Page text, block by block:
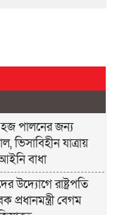
হজ পালনের জন্য
ভিসাবিহীন যাত্রায়
বাধা
উদ্যোগে রাষ্ট্রপতি
প্রধানমন্ত্রী বেগম